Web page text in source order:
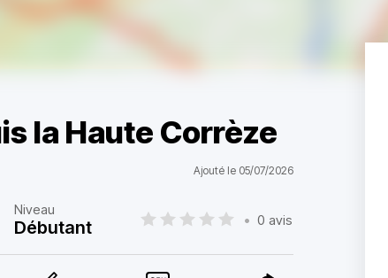
la Haute Corrèze
Ajouté le 05/07/2026
Niveau
Débutant • 0 avis